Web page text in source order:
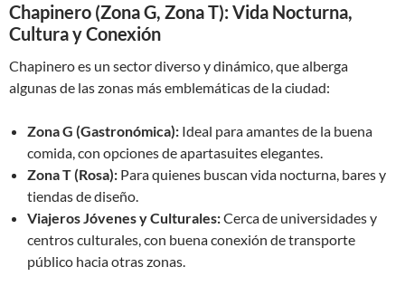
Chapinero (Zona G, Zona T): Vida Nocturna,
Cultura y Conexión
Chapinero es un sector diverso y dinámico, que alberga
algunas de las zonas más emblemáticas de la ciudad:
Zona G (Gastronómica): Ideal para amantes de la buena
comida, con opciones de apartasuites elegantes.
Zona T (Rosa): Para quienes buscan vida nocturna, bares y
tiendas de diseño.
Viajeros Jóvenes y Culturales:Cerca de universidades y
centros culturales, con buena conexión de transporte
público hacia otras zonas.